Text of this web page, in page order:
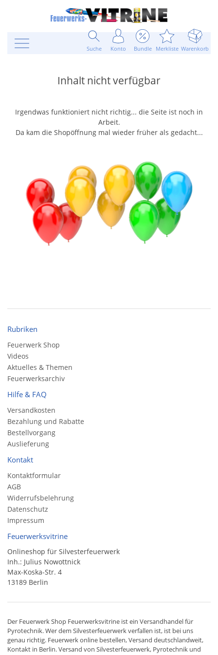
Suche Konto Bundle Merkliste Warenkorb
Inhalt nicht verfügbar
Irgendwas funktioniert nicht richtig... die Seite ist noch in
Arbeit.
Da kam die Shopöffnung mal wieder früher als gedacht...
Rubriken
Feuerwerk Shop
Videos
Aktuelles & Themen
Feuerwerksarchiv
Hilfe & FAQ
Versandkosten
Bezahlung und Rabatte
Bestellvorgang
Auslieferung
Kontakt
Kontaktformular
AGB
Widerrufsbelehrung
Datenschutz
Impressum
Feuerwerksvitrine
Onlineshop für Silvesterfeuerwerk
Inh.: Julius Nowottnick
Max-Koska-Str. 4
13189 Berlin
Der Feuerwerk Shop Feuerwerksvitrine ist ein Versandhandelfür
Pyrotechnik. Wer dem Silvesterfeuerwerk verfallen ist, ist bei uns
genau richtig. Feuerwerk online bestellen,Versand deutschlandweit,
Kontakt in Berlin. Versand von Silvesterfeuerwerk, Pyrotechnik und